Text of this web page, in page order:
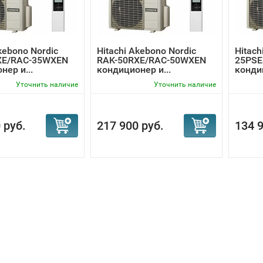
Nordic
RAC-35WXEN
и...
Уточнить наличие
Hitachi Akebono Nordic
RAK-50RXE/RAC-50WXEN
кондиционер и...
Уточнить наличие
217 900 руб. 134